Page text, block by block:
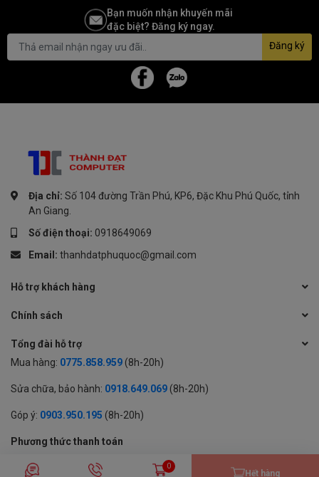
Bạn muốn nhận khuyến mãi
đặc biệt? Đăng ký ngay.
Đăng ký
Địa chỉ: Số 104 đường Trần Phú, KP6, Đặc Khu Phú Quốc, tỉnh
An Giang.
Số điện thoại: 0918649069
Email: thanhdatphuquoc@gmail.com
Hỗ trợ khách hàng
Chính sách
Tổng đài hỗ trợ
Mua hàng: 0775.858.959 (8h-20h)
Sửa chữa, bảo hành: 0918.649.069 (8h-20h)
Góp ý: 0903.950.195 (8h-20h)
Phương thức thanh toán
0
Hết hàng